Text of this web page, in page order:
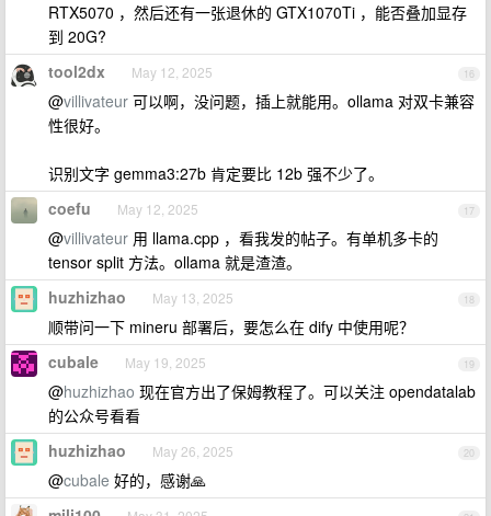
RTX5070 ，然后还有一张退休的 GTX1070Ti ，能否叠加显存
到 20G?
16
tool2dx May 12, 2025
@villivateur 可以啊，没问题，插上就能用。ollama 对双卡兼容
性很好。
识别文字 gemma3:27b 肯定要比 12b 强不少了。
17
coefu May 12, 2025
@villivateur 用 llama.cpp ，看我发的帖子。有单机多卡的
tensor split 方法。ollama 就是渣渣。
18
huzhizhao May 13, 2025
顺带问一下 mineru 部署后，要怎么在 dify 中使用呢？
19
cubale May 19, 2025
@huzhizhao 现在官方出了保姆教程了。可以关注 opendatalab
的公众号看看
20
huzhizhao May 26, 2025
@cubale 好的，感谢🙏